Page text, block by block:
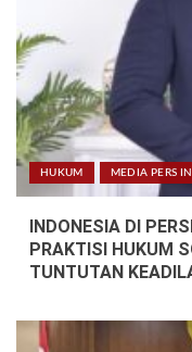
HUKUM MEDIA PERS
INDONESIA DI
PRAKTISI HUKUM
TUNTUTAN